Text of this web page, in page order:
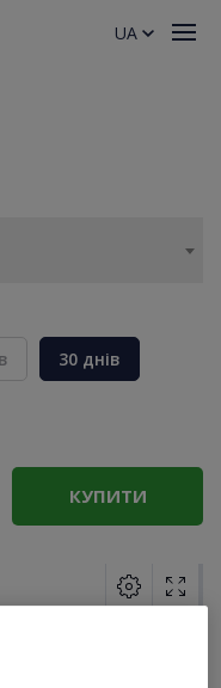
30 днів
КУПИТИ
UA